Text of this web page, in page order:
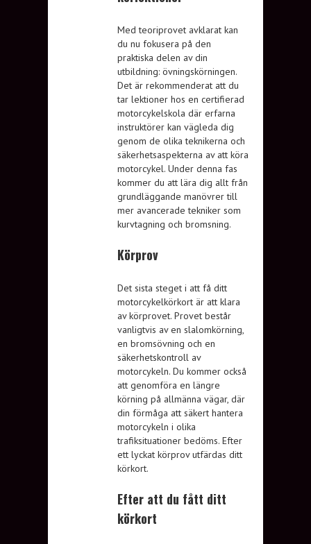
Med teoriprovet avklarat kan
du nu fokusera på den
praktiska delen av din
utbildning: övningskörningen.
Det är rekommenderat att du
tar lektioner hos en certifierad
motorcykelskola där erfarna
instruktörer kan vägleda dig
genom de olika teknikerna och
säkerhetsaspekterna av att köra
motorcykel. Under denna fas
kommer du att lära dig allt från
grundläggande manövrer till
mer avancerade tekniker som
kurvtagning och bromsning.
Körprov
Det sista steget i att få ditt
motorcykelkörkort är att klara
av körprovet. Provet består
vanligtvis av en slalomkörning,
en bromsövning och en
säkerhetskontroll av
motorcykeln. Du kommer också
att genomföra en längre
körning på allmänna vägar, där
din förmåga att säkert hantera
motorcykeln i olika
trafiksituationer bedöms. Efter
ett lyckat körprov utfärdas ditt
körkort.
Efter att du fått ditt
körkort